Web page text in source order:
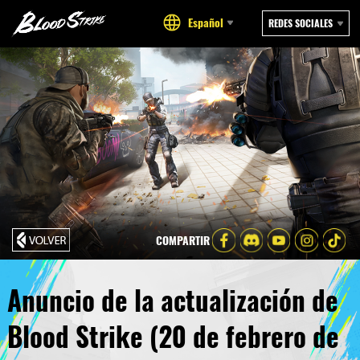
Español REDES SOCIALES
COMPARTIR
Anuncio de la actualización de
Blood Strike (20 de febrero de